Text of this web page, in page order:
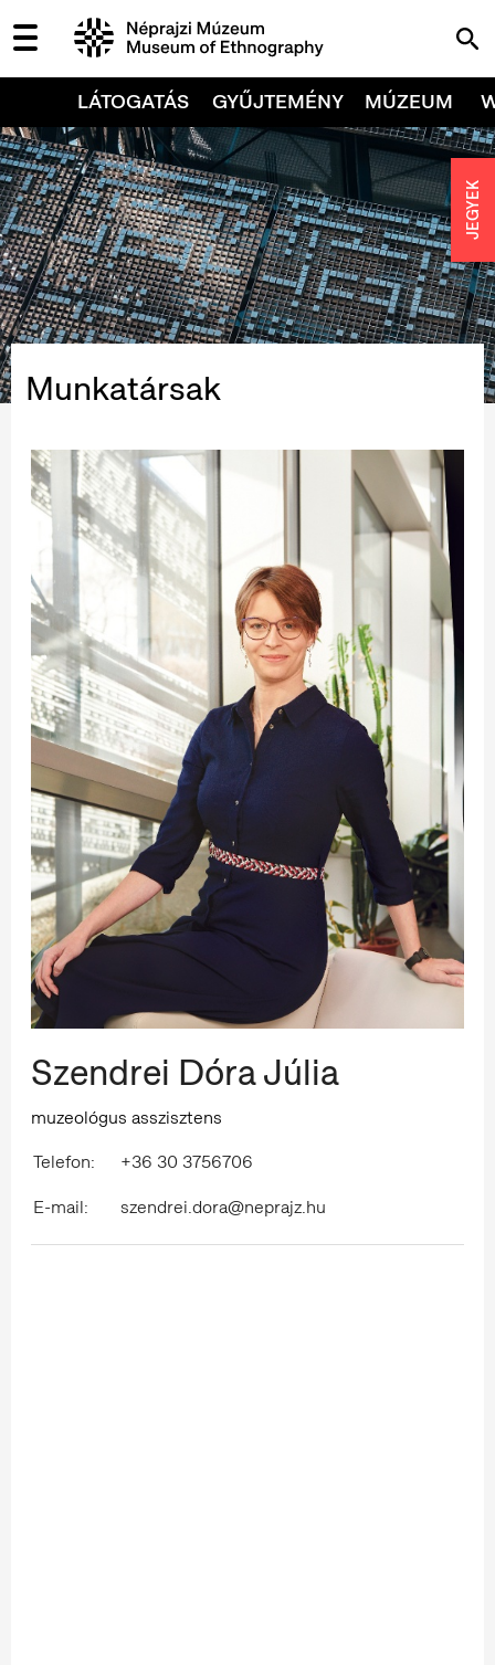
LÁTOGATÁS GYŰJTEMÉNY MÚZEUM
Munkatársak
Szendrei Dóra Júlia
muzeológus asszisztens
Telefon:
+36 30 3756706
E-mail:
szendrei.dora@neprajz.hu
JEGYEK